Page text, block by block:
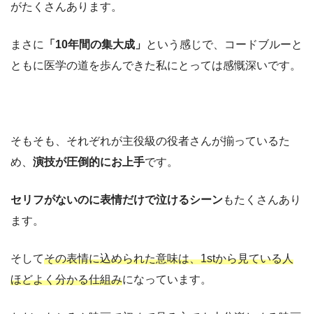
がたくさんあります。
まさに 「10年間の集大成」 という感じで、コードブルーと
ともに医学の道を歩んできた私にとっては感慨深いです。
そもそも、それぞれが主役級の役者さんが揃っているた
め、 演技が圧倒的にお上手です。
セリフがないのに表情だけで泣けるシーンもたくさんあり
ます。
そしてその表情に込められた意味は、1stから見ている人
ほどよく分かる仕組みになっています。